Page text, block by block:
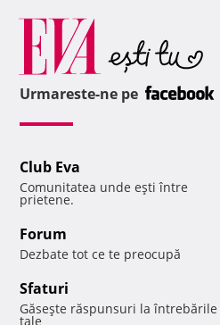
Urmareste-ne pe
Club Eva
Comunitatea unde eşti între
prietene.
Forum
Dezbate tot ce te preocupă
Sfaturi
Găseşte răspunsuri la întrebările
tale